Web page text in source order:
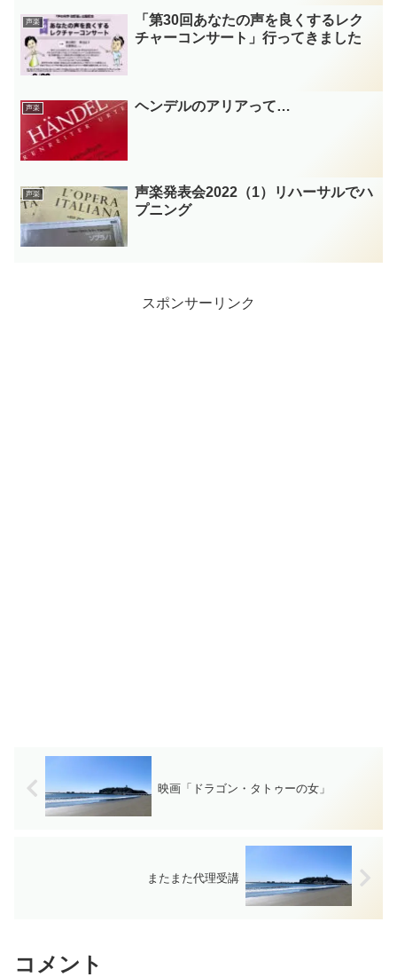
声楽
「第30回あなたの声を良くするレク
チャーコンサート」行ってきました
声楽 ヘンデルのアリアって…
声楽
声楽発表会2022（1）リハーサルでハ
プニング
スポンサーリンク
映画「ドラゴン・タトゥーの女」
またまた代理受講
コメント